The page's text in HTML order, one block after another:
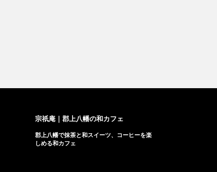
宗祇庵｜郡上八幡の和カフェ
郡上八幡で抹茶と和スイーツ、コーヒーを楽
しめる和カフェ